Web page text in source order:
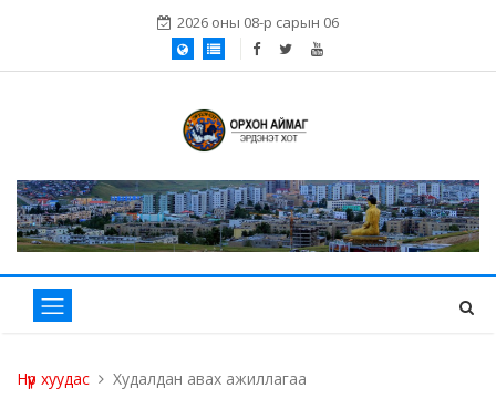
2026 оны 08-р сарын 06
Нүүр хуудас Худалдан авах ажиллагаа